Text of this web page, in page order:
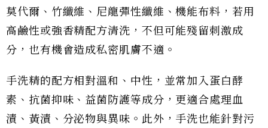
莫代爾、竹纖維、尼龍彈性纖維、機能布料，若用
高鹼性或強香精配方清洗，不但可能殘留刺激成
分，也有機會造成私密肌膚不適。
手洗精的配方相對溫和、中性，並常加入蛋白酵
素、抗菌抑味、益菌防護等成分，更適合處理血
漬、黃漬、分泌物與異味。此外，手洗也能針對污